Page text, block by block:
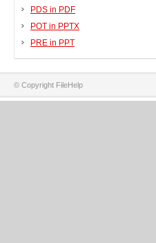
PDS in PDF
POT in PPTX
PRE in PPT
© Copyright FileHelp